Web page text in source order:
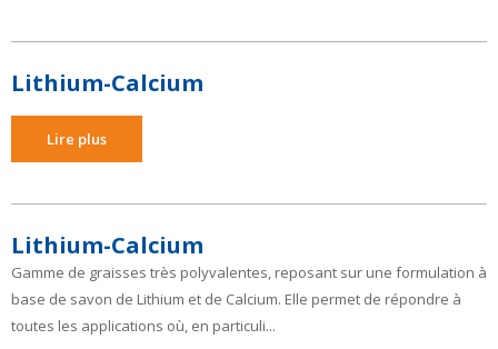
Lithium-Calcium
Lire plus
Lithium-Calcium
Gamme de graisses très polyvalentes, reposant sur une formulation à
base de savon de Lithium et de Calcium. Elle permet de répondre à
toutes les applications où, en particuli...